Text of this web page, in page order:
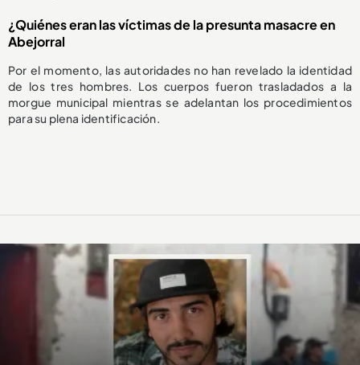
¿Quiénes eran las víctimas de la presunta masacre en
Abejorral
Por el momento, las autoridades no han revelado la identidad
de los tres hombres. Los cuerpos fueron trasladados a la
morgue municipal mientras se adelantan los procedimientos
para su plena identificación.